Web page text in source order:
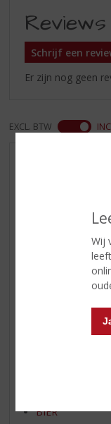
Wij
Reviews
Schrijf een
Er zijn nog geen
EXCL. BTW
RUM VAN DE
BIER VAN DE
SPIRIT VAN
EXCLUSIEF
BIER